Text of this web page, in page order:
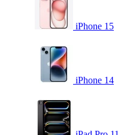
iPhone 15
iPhone 14